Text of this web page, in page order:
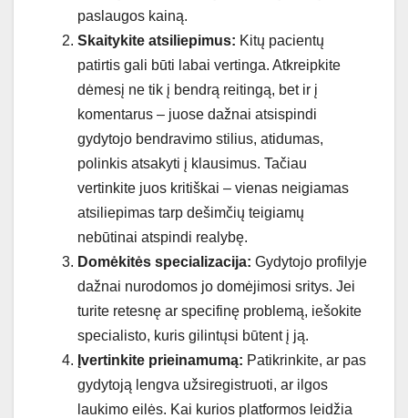
paslaugos kainą.
Skaitykite atsiliepimus: Kitų pacientų
patirtis gali būti labai vertinga. Atkreipkite
dėmesį ne tik į bendrą reitingą, bet ir į
komentarus – juose dažnai atsispindi
gydytojo bendravimo stilius, atidumas,
polinkis atsakyti į klausimus. Tačiau
vertinkite juos kritiškai – vienas neigiamas
atsiliepimas tarp dešimčių teigiamų
nebūtinai atspindi realybę.
Domėkitės specializacija: Gydytojo profilyje
dažnai nurodomos jo domėjimosi sritys. Jei
turite retesnę ar specifinę problemą, iešokite
specialisto, kuris gilintųsi būtent į ją.
Įvertinkite prieinamumą: Patikrinkite, ar pas
gydytoją lengva užsiregistruoti, ar ilgos
laukimo eilės. Kai kurios platformos leidžia